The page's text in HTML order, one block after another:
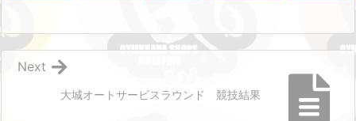
大城オートサービスラウンド 競技結果
Next